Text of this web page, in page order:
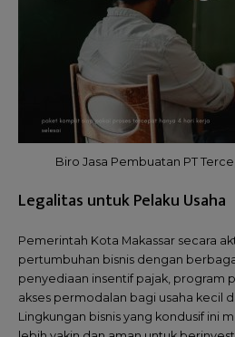
Biro Jasa Pembuatan PT
Legalitas untuk Pelaku Usaha
Pemerintah Kota Makassar secara
pertumbuhan bisnis dengan
penyediaan insentif pajak, program
akses permodalan bagi usaha kecil
Lingkungan bisnis yang kondusif ini